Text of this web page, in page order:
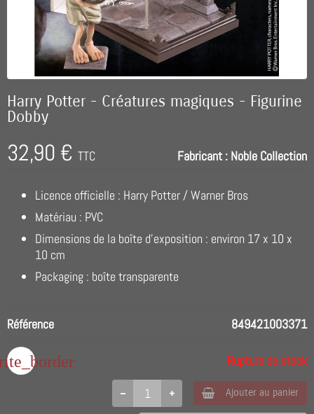
Harry Potter - Créatures magiques - Figurine
Dobby
Fabricant : Noble Collection
32,90 € TTC
Licence officielle : Harry Potter / Warner Bros
Matériau : PVC
Dimensions de la boîte d'exposition : environ 17 x 10 x
10 cm
Packaging : boîte transparente
Référence 849421003371
Rupture de stock
Ajouter au panier